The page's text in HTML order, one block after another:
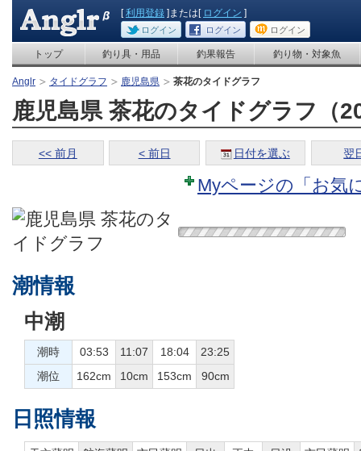
[利用登録 ]または[ ログイン ]
ログイン ログイン ログイン
トップ 釣り具・用品 釣果報告 釣り物・対象魚
Anglr タイドグラフ 鹿児島県 茶花のタイドグラフ
鹿児島県 茶花のタイドグラフ（
<< 前月 < 前日 日付を選ぶ 翌
Myページの「お気
潮情報
中潮
潮時 03:53 11:07 18:04
23:25
潮位
162cm 10cm 153cm 90cm
日照情報